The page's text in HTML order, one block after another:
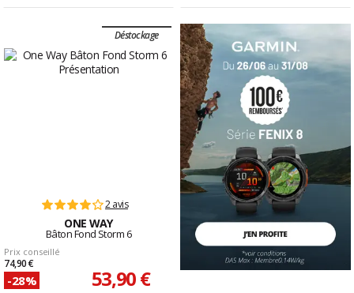
Déstockage
2 avis
ONE WAY
Bâton Fond Storm 6
Prix conseillé
74,90 €
-28% 53,90 €